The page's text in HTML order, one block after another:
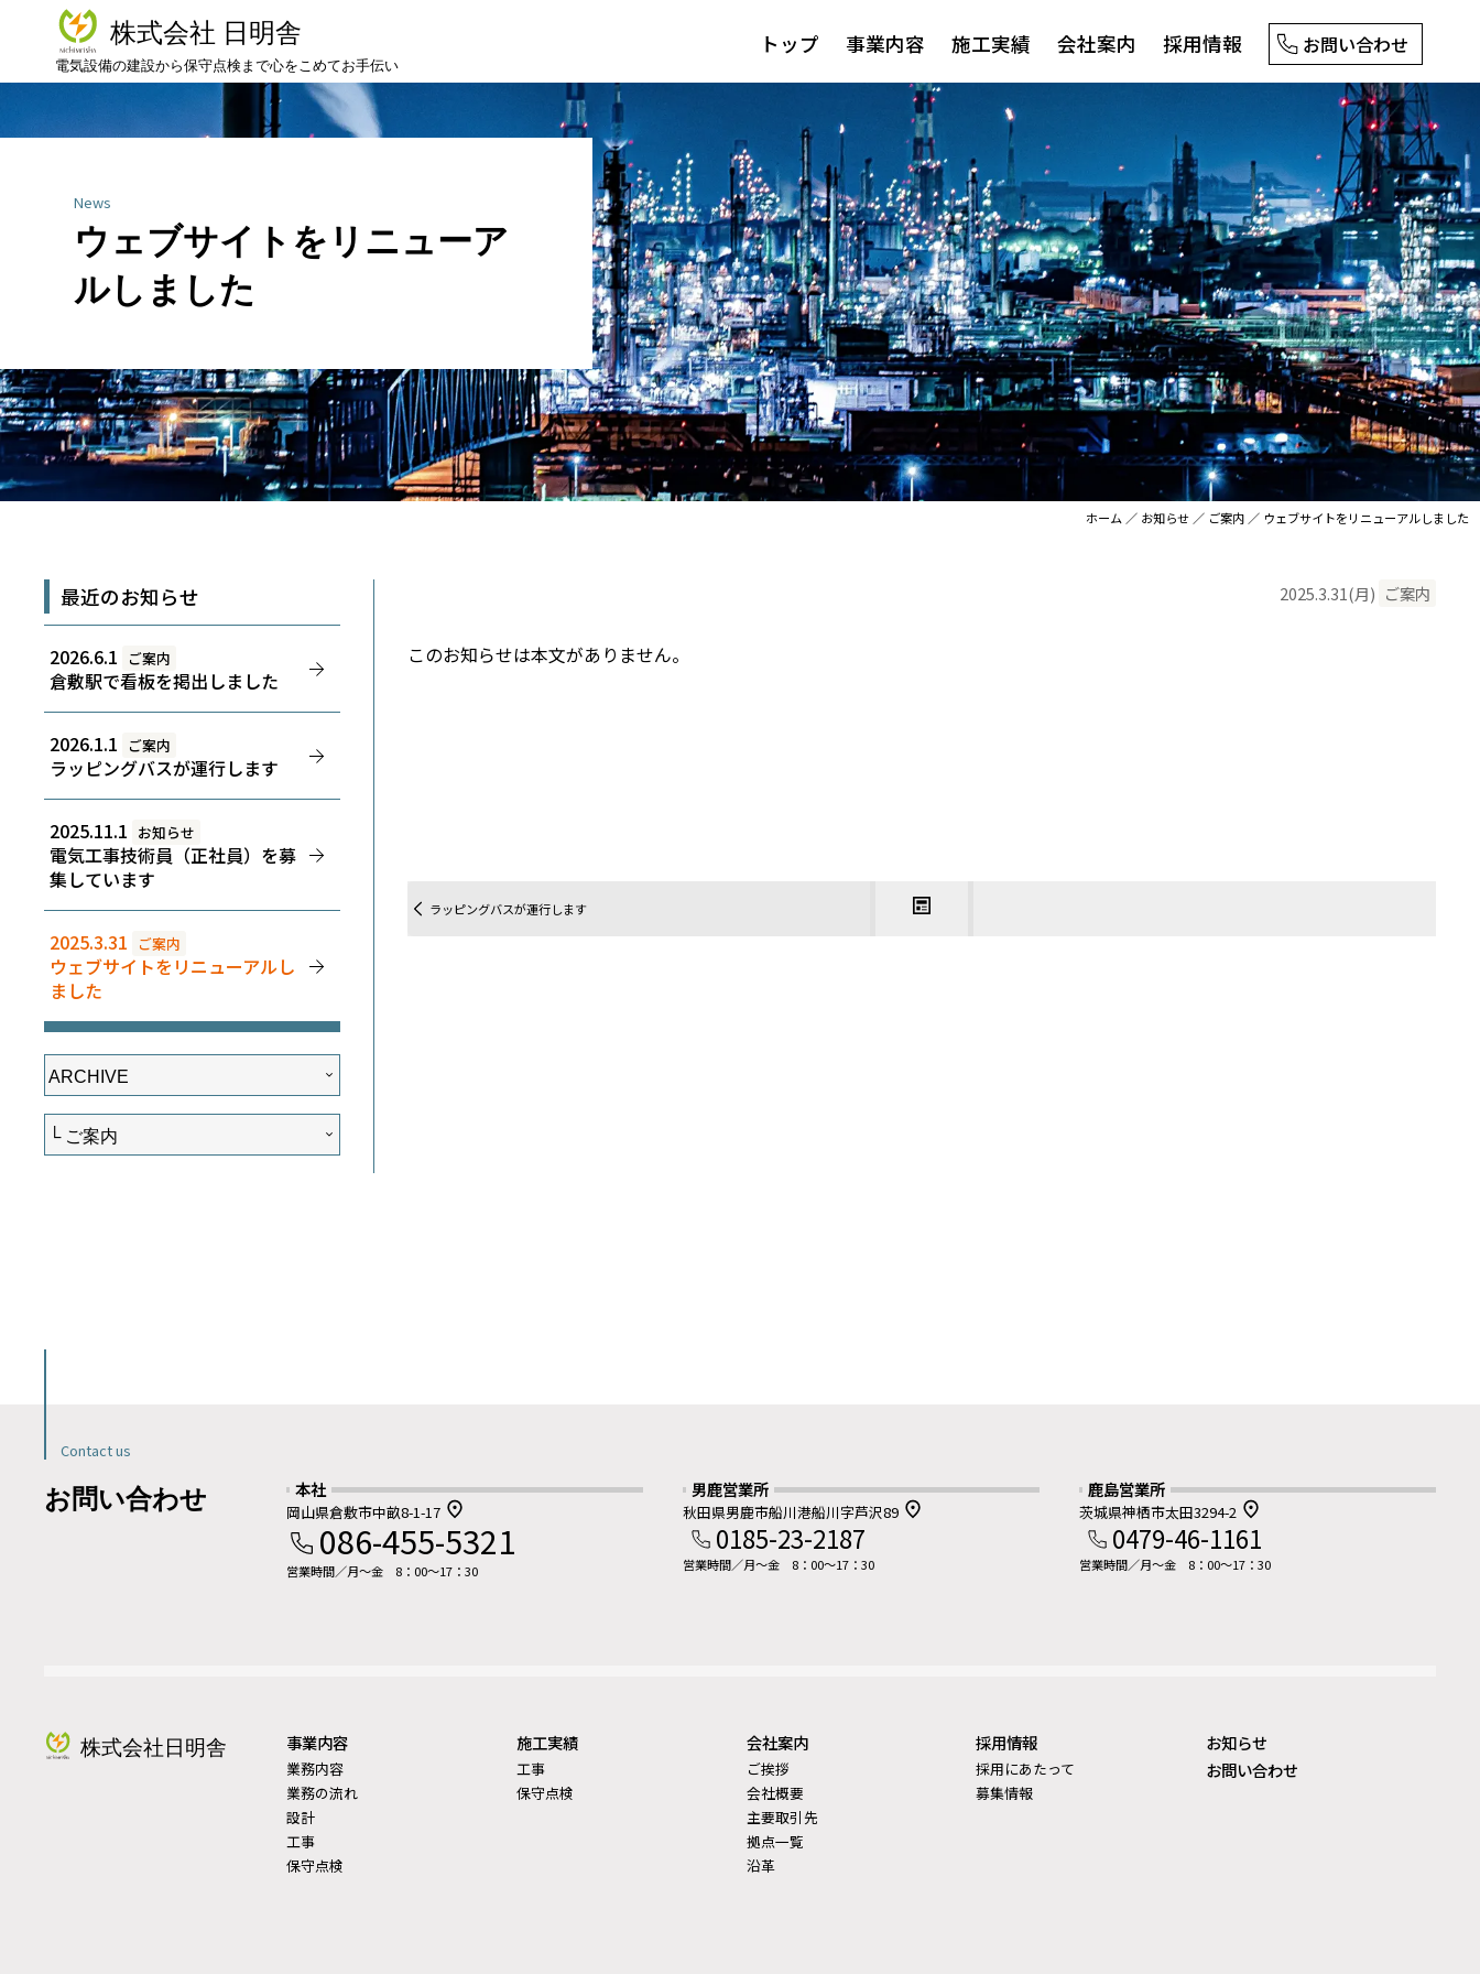
株式会社 日明舎
電気設備の建設から保守点検まで心をこめてお手伝い
トップ 事業内容 施工実績 会社案内 採用情報 お問い合わせ
News
ウェブサイトをリニューア
ルしました
ホーム ／ お知らせ ／ ご案内 ／ ウェブサイトをリニューアルしました
2025.3.31(月) ご案内
このお知らせは本文がありません。
ラッピングバスが運行します
最近のお知らせ
2026.6.1 ご案内
倉敷駅で看板を掲出しました
2026.1.1 ご案内
ラッピングバスが運行します
2025.11.1 お知らせ
電気工事技術員（正社員）を募
集しています
2025.3.31 ご案内
ウェブサイトをリニューアルし
ました
Contact us
お問い合わせ 本社
岡山県倉敷市中畝8-1-17
086-455-5321
営業時間／月～金 8：00～17：30
男鹿営業所
秋田県男鹿市船川港船川字芦沢89
0185-23-2187
営業時間／月～金 8：00～17：30
鹿島営業所
茨城県神栖市太田3294-2
0479-46-1161
営業時間／月～金 8：00～17：30
株式会社日明舎 事業内容
業務内容
業務の流れ
設計
工事
保守点検
施工実績
工事
保守点検
会社案内
ご挨拶
会社概要
主要取引先
拠点一覧
沿革
採用情報
採用にあたって
募集情報
お知らせ
お問い合わせ